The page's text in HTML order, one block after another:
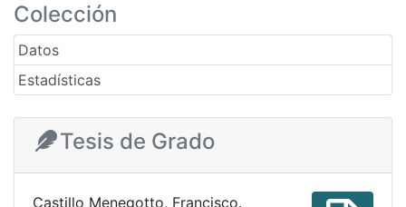
Colección
Datos
Estadísticas
Tesis de Grado
Castillo Menegotto, Francisco.